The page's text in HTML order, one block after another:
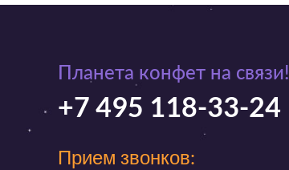
Планета конфет на связи!
+7 495 118-33-24
Прием звонков: